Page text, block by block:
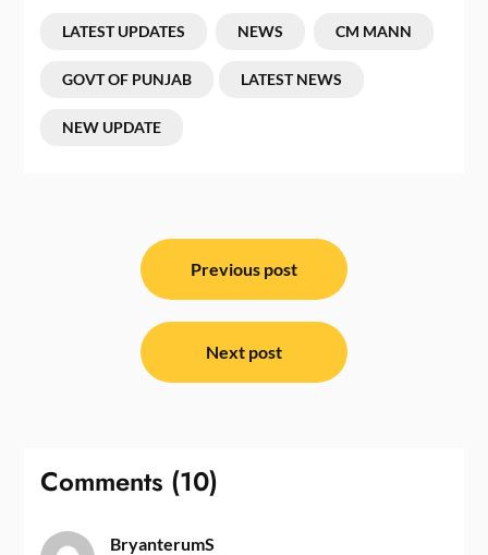
LATEST UPDATES NEWS CM MANN
GOVT OF PUNJAB LATEST NEWS
NEW UPDATE
Previous post
Next post
Comments (10)
BryanterumS